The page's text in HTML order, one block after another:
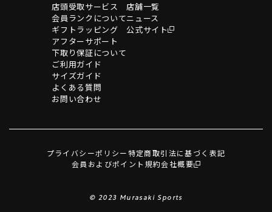
店頭受取サービス
会員ランクについて
ギフトラッピング
アフターサポート
下取り保証について
ご利用ガイド
サイズガイド
よくある質問
お問い合わせ
店舗一覧
ニュース
公式サイト
プライバシーポリシー特定商取引法に基づく表記
会員およびポイント規約会社概要
© 2023 Murasaki Sports